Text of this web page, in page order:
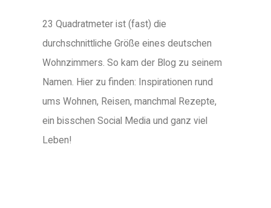
23 Quadratmeter ist (fast) die
durchschnittliche Größe eines deutschen
Wohnzimmers. So kam der Blog zu seinem
Namen. Hier zu finden: Inspirationen rund
ums Wohnen, Reisen, manchmal Rezepte,
ein bisschen Social Media und ganz viel
Leben!